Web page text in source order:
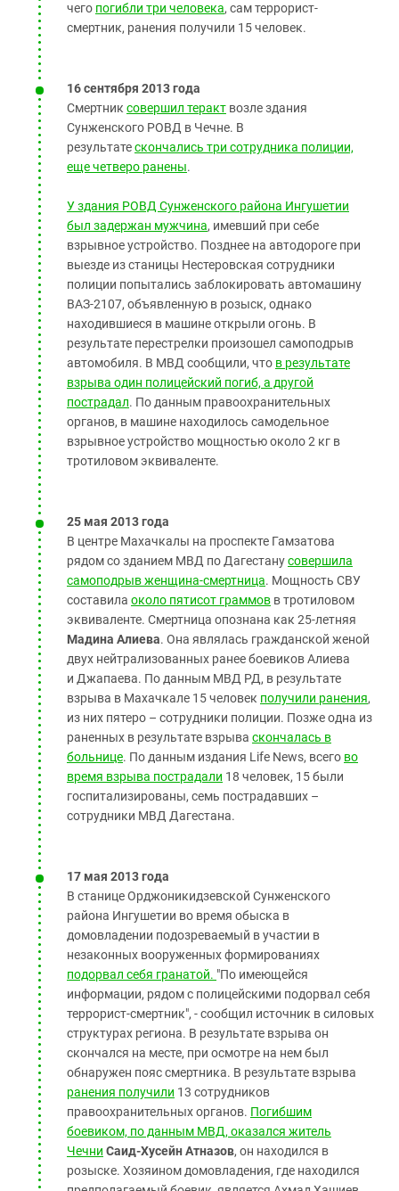
чего погибли три человека, сам террорист-
смертник, ранения получили 15 человек.
16 сентября 2013 года
Смертник совершил теракт возле здания
Сунженского РОВД в Чечне. В
результатескончались три сотрудника полиции,
еще четверо ранены.
У здания РОВД Сунженского района Ингушетии
был задержан мужчина, имевший при себе
взрывное устройство. Позднее на автодороге при
выезде из станицы Нестеровская сотрудники
полиции попытались заблокировать автомашину
ВАЗ-2107, объявленную в розыск, однако
находившиеся в машине открыли огонь. В
результате перестрелки произошел самоподрыв
автомобиля. В МВД сообщили, что в результате
взрыва один полицейский погиб, а другой
пострадал. По данным правоохранительных
органов, в машине находилось самодельное
взрывное устройство мощностью около 2 кг в
тротиловом эквиваленте.
25 мая 2013 года
В центре Махачкалы на проспекте Гамзатова
рядом со зданием МВД по Дагестанусовершила
самоподрыв женщина-смертница. Мощность СВУ
составила около пятисот граммов в тротиловом
эквиваленте. Смертница опознана как 25-летняя
Мадина Алиева. Она являлась гражданской женой
двух нейтрализованных ранее боевиков Алиева
и Джапаева. По данным МВД РД, в результате
взрыва в Махачкале 15 человек получили ранения,
из них пятеро – сотрудники полиции. Позже одна из
раненных в результате взрыва скончалась в
больнице. По данным издания Life News, всего во
время взрыва пострадали 18 человек, 15 были
госпитализированы, семь пострадавших –
сотрудники МВД Дагестана.
17 мая 2013 года
В станице Орджоникидзевской Сунженского
района Ингушетии во время обыска в
домовладении подозреваемый в участии в
незаконных вооруженных формированиях
подорвал себя гранатой. "По имеющейся
информации, рядом с полицейскими подорвал себя
террорист-смертник", - сообщил источник в силовых
структурах региона. В результате взрыва он
скончался на месте, при осмотре на нем был
обнаружен пояс смертника. В результате взрыва
ранения получили 13 сотрудников
правоохранительных органов. Погибшим
боевиком, по данным МВД, оказался житель
Чечни Саид-Хусейн Атназов, он находился в
розыске. Хозяином домовладения, где находился